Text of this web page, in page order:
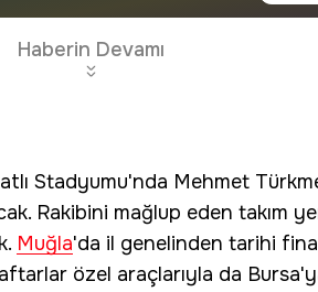
Haberin Devamı
Stadyumu'nda Mehmet
Rakibini mağlup eden takım
Muğla'da il genelinden tarihi
özel araçlarıyla da